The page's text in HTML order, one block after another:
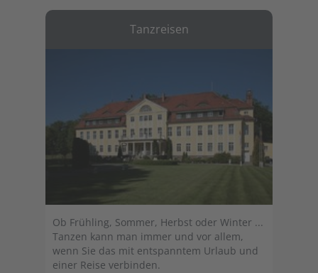
Tanzreisen
Ob Frühling, Sommer, Herbst oder Winter ...
Tanzen kann man immer und vor allem,
wenn Sie das mit entspanntem Urlaub und
einer Reise verbinden.